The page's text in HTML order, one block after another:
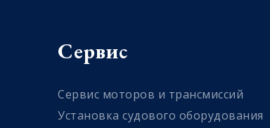
Сервис
Сервис моторов и трансмиссий
Установка судового оборудования